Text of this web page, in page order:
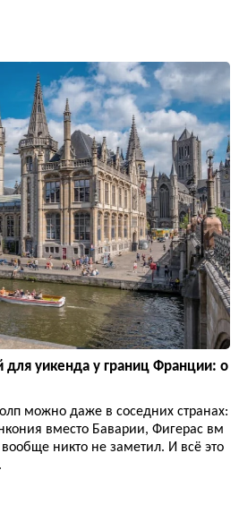
уикенда у границ Франции: о
можно даже в соседних странах:
вместо Баварии, Фигерас вм
никто не заметил. И всё это